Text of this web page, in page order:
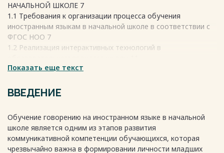
НАЧАЛЬНОЙ ШКОЛЕ 7
1.1 Требования к организации процесса обучения
иностранным языкам в начальной школе в соответствии с
ФГОС НОО 7
1.2 Реализация интерактивных технологий в
1.3 Интерактивные технологии в обучении иностранному
1.4 Интерактивные технологии в обучении говорению на
английском языке в начальной школе 22
2 МЕТОДИЧЕСКИЕ ПУТИ РЕШЕНИЯ ПРОБЛЕМЫ
ИСПОЛЬЗОВАНИЯ ИНТЕРАКТИВНЫХ ТЕХНОЛОГИЙ В
ОБУЧЕНИИ ГОВОРЕНИЮ НА АНГЛИЙСКОМ ЯЗЫКЕ
Показать еще текст
ВВЕДЕНИЕ
Обучение говорению на иностранном языке в начальной
школе является одним из этапов развития
коммуникативной компетенции обучающихся, которая
чрезвычайно важна в формировании личности младших